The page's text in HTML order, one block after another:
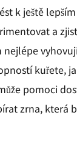
k ještě
a
kuřete,
pomoci
zrna, která